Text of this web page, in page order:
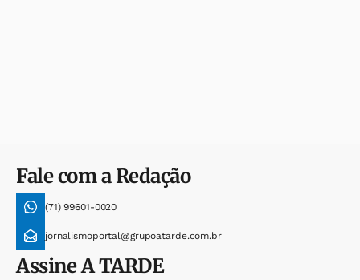
Fale com a Redação
(71) 99601-0020
jornalismoportal@grupoatarde.com.br
AssineA TARDE